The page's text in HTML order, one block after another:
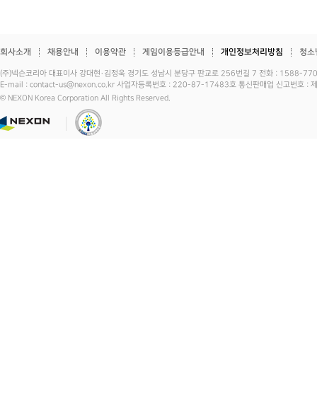
회사소개 채용안내 이용약관 게임이용등급안내 개인정보처리방침 청소
(주)넥슨코리아 대표이사 강대현·김정욱 경기도 성남시 분당구 판교로 256번길 7 전화 :
E-mail : contact-us@nexon.co.kr 사업자등록번호 : 220-87-17483호 통신판매업 신고번호 :
© NEXON Korea Corporation All Rights Reserved.